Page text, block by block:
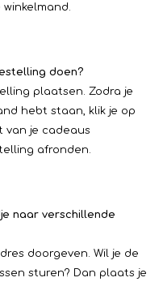
doen?
plaatsen. Zodra je
hebt staan, klik je op
van je cadeaus
afronden.
naar verschillende
doorgeven. Wil je de
sturen? Dan plaats je